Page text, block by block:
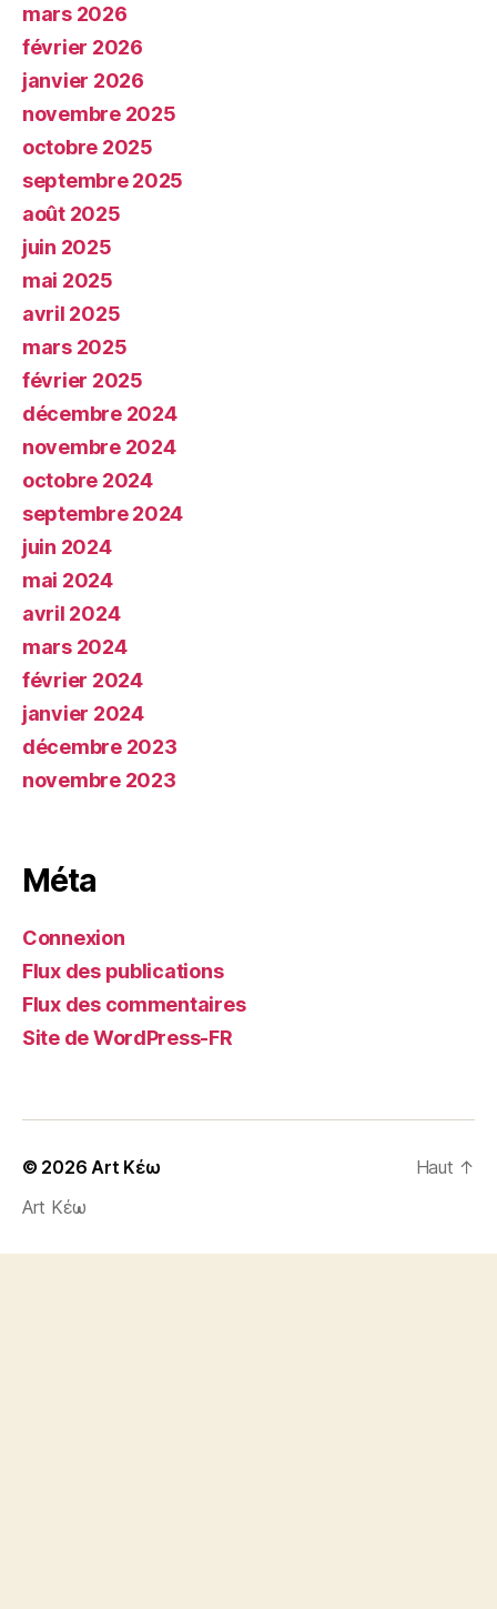
mars 2026
février 2026
janvier 2026
novembre 2025
octobre 2025
septembre 2025
août 2025
juin 2025
mai 2025
avril 2025
mars 2025
février 2025
décembre 2024
novembre 2024
octobre 2024
septembre 2024
juin 2024
mai 2024
avril 2024
mars 2024
février 2024
janvier 2024
décembre 2023
novembre 2023
Méta
Connexion
Flux des publications
Flux des commentaires
Site de WordPress-FR
© 2026 Art Κέω
Art Κέω
Haut ↑